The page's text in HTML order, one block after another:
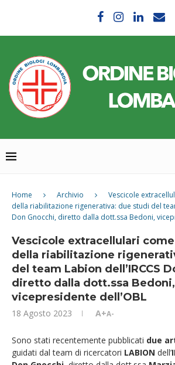
Home Archivio
Vescicole
della riabilitazione rigenerativa: due studi del
Don Gnocchi, diretto dalla dott.ssa Bedoni,
Vescicole extracellulari
della riabilitazione
del team Labion dell’IRCCS
diretto dalla dott.ssa Bedoni,
vicepresidente dell’OBL
18 Agosto 2023 A+A-
Sono stati recentemente pubblicati due
guidati dal team di ricercatori LABION dell’